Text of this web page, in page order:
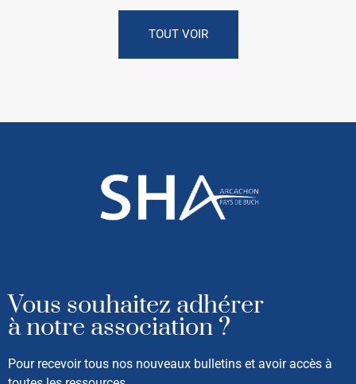
TOUT VOIR
Vous souhaitez adhérer
à notre association ?
Pour recevoir tous nos nouveaux bulletins et avoir accès à